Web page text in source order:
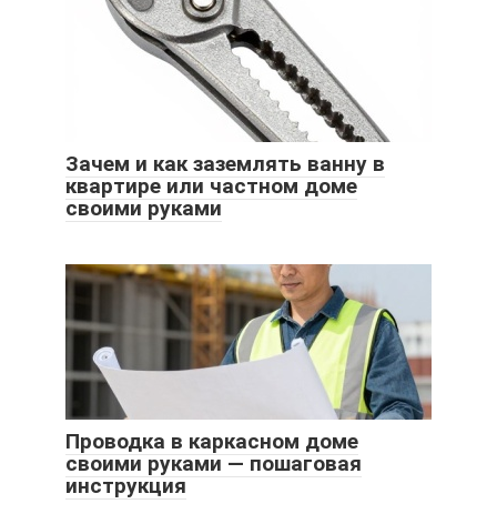
Зачем и как заземлять ванну в
квартире или частном доме
своими руками
Проводка в каркасном доме
своими руками — пошаговая
инструкция